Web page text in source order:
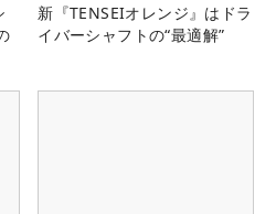
新『TENSEIオレンジ』はドラ
イバーシャフトの“最適解”